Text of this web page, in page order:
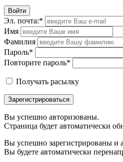
Войти
Эл. почта:*
Имя
Фамилия
Пароль*
Повторите пароль*
Получать расылку
Зарегистрироваться
Вы успешно авторизованы.
Страница будет автоматически
Вы успешно зарегистрированы и
Вы будете автоматически